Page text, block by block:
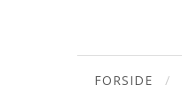
FORSIDE